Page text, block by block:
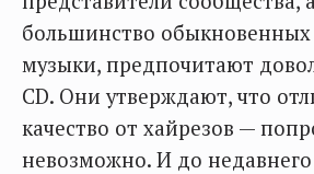
большинство
музыки, предпочитают
CD. Они утверждают, что
качество от хайрезов —
невозможно. И до